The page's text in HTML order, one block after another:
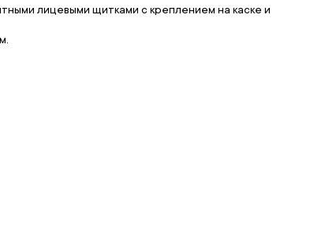
лицевыми щитками с креплением на каске и